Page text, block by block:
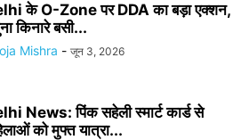
के O-Zone पर DDA का बड़ा एक्शन,
किनारे बसी...
Mishra - जून 3, 2026
News: पिंक सहेली स्मार्ट कार्ड से
को मुफ्त यात्रा...